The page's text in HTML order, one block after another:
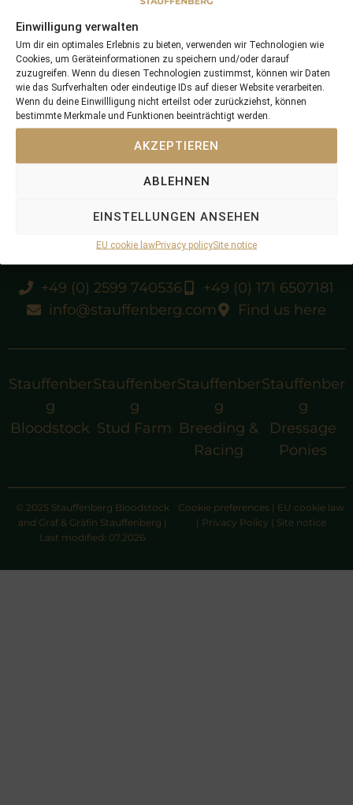
Einwilligung verwalten
Um dir ein optimales Erlebnis zu bieten, verwenden wir Technologien wie
Cookies, um Geräteinformationen zu speichern und/oder darauf
zuzugreifen. Wenn du diesen Technologien zustimmst, können wir Daten
wie das Surfverhalten oder eindeutige IDs auf dieser Website verarbeiten.
Wenn du deine Einwillligung nicht erteilst oder zurückziehst, können
bestimmte Merkmale und Funktionen beeinträchtigt werden.
AKZEPTIEREN
ABLEHNEN
EINSTELLUNGEN ANSEHEN
EU cookie lawPrivacy policySite notice
Qui Royalty
Royalty
Qui Blink
Francis S
Winking
Star
leased for one foal in 1999
+49 (0) 2599 740536
+49 (0) 171 6507181
info@stauffenberg.com
Find us here
Stauffenber
g
Bloodstock
Stauffenber
g
Stud Farm
Stauffenber
g
Breeding &
Racing
Stauffenber
g
Dressage
Ponies
© 2025 Stauffenberg Bloodstock
and Graf & Gräfin Stauffenberg |
Last modified: 07.2026
Cookie preferences | EU cookie law
| Privacy Policy | Site notice